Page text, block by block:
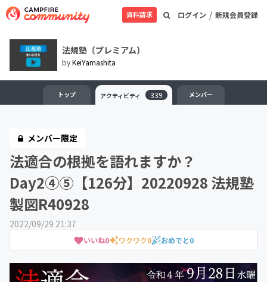
ログイン / 新規会員登録
資料請求
法規塾〔プレミアム〕
byKeiYamashita
トップ アクティビティ 339 メンバー
メンバー限定
法適合の根拠を語れますか？
Day2④⑤【126分】20220928 法規塾
製図R40928
2022/09/29 21:37
いいね0 ワクワク0 おめでと0